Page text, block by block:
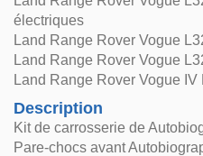
électriques
Land Range Rover Vogue
Land Range Rover Vogue
Land Range Rover Vogue IV
Description
Kit de carrosserie de
Pare-chocs avant